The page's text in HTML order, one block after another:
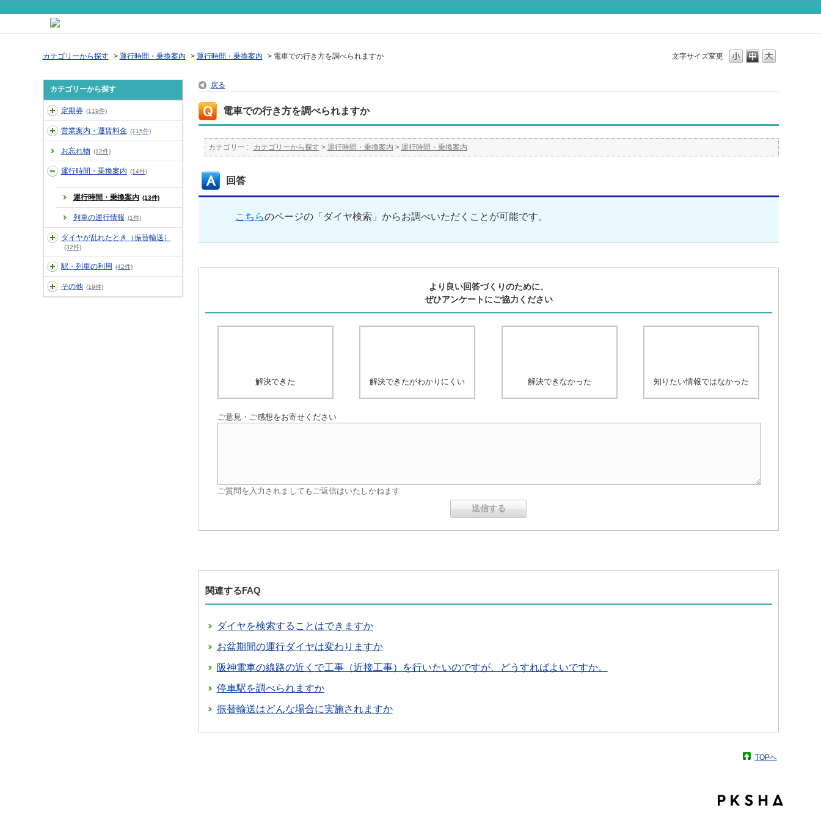
文字サイズ変更
カテゴリーから探す > 運行時間・乗換案内 > 運行時間・乗換案内 > 電車での行き方を調べられますか
カテゴリーから探す
定期券 (119件)
営業案内・運賃料金 (115件)
お忘れ物 (12件)
運行時間・乗換案内 (14件)
運行時間・乗換案内 (13件)
列車の運行情報 (1件)
ダイヤが乱れたとき（振替輸送）
(32件)
駅・列車の利用 (42件)
その他 (19件)
戻る
電車での行き方を調べられますか
カテゴリー : カテゴリーから探す > 運行時間・乗換案内 > 運行時間・乗換案内
回答
こちらのページの「ダイヤ検索」からお調べいただくことが可能です。
より良い回答づくりのために、
ぜひアンケートにご協力ください
解決できた 解決できたがわかりにくい 解決できなかった 知りたい情報ではなかった
ご意見・ご感想をお寄せください
ご質問を入力されましてもご返信はいたしかねます
関連するFAQ
ダイヤを検索することはできますか
お盆期間の運行ダイヤは変わりますか
阪神電車の線路の近くで工事（近接工事）を行いたいのですが、どうすればよいですか。
停車駅を調べられますか
振替輸送はどんな場合に実施されますか
TOPへ